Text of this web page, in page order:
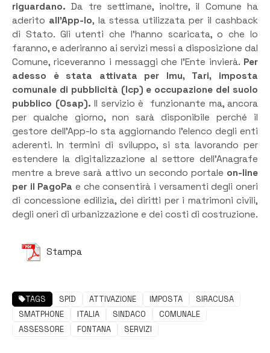
riguardano. Da tre settimane, inoltre, il Comune ha
aderito all’App-Io, la stessa utilizzata per il cashback
di Stato. Gli utenti che l’hanno scaricata, o che lo
faranno, e aderiranno ai servizi messi a disposizione dal
Comune, riceveranno i messaggi che l’Ente invierà. Per
adesso è stata attivata per Imu, Tari, imposta
comunale di pubblicità (Icp) e occupazione del suolo
pubblico (Osap). Il servizio è funzionante ma, ancora
per qualche giorno, non sarà disponibile perché il
gestore dell’App-Io sta aggiornando l’elenco degli enti
aderenti. In termini di sviluppo, si sta lavorando per
estendere la digitalizzazione al settore dell’Anagrafe
mentre a breve sarà attivo un secondo portale on-line
per il PagoPa e che consentirà i versamenti degli oneri
di concessione edilizia, dei diritti per i matrimoni civili,
degli oneri di urbanizzazione e dei costi di costruzione.
Stampa
TAGS SPID ATTIVAZIONE IMPOSTA
SIRACUSA
SMATPHONE
ITALIA SINDACO
COMUNALE
ASSESSORE
FONTANA SERVIZI